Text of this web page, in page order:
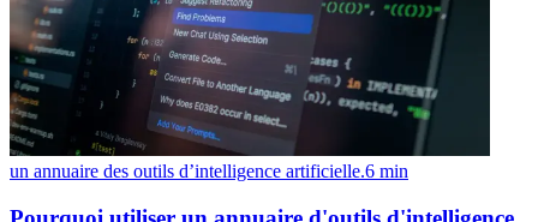
un annuaire des outils d’intelligence artificielle.6 min